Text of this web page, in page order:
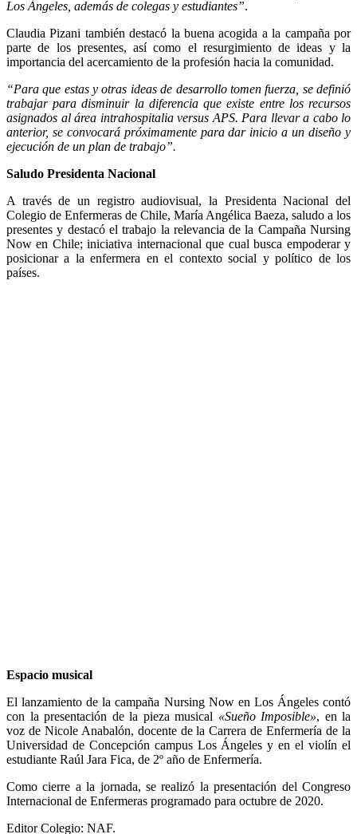
Los Ángeles, además de colegas y estudiantes”.
Claudia Pizani también destacó la buena acogida a la campaña por
parte de los presentes, así como el resurgimiento de ideas y la
importancia del acercamiento de la profesión hacia la comunidad.
“Para que estas y otras ideas de desarrollo tomen fuerza, se definió
trabajar para disminuir la diferencia que existe entre los recursos
asignados al área intrahospitalia versus APS. Para llevar a cabo lo
anterior, se convocará próximamente para dar inicio a un diseño y
ejecución de un plan de trabajo”.
Saludo Presidenta Nacional
A través de un registro audiovisual, la Presidenta Nacional del
Colegio de Enfermeras de Chile, María Angélica Baeza, saludo a los
presentes y destacó el trabajo la relevancia de la Campaña Nursing
Now en Chile; iniciativa internacional que cual busca empoderar y
posicionar a la enfermera en el contexto social y político de los
países.
Espacio musical
El lanzamiento de la campaña Nursing Now en Los Ángeles contó
con la presentación de la pieza musical «Sueño Imposible», en la
voz de Nicole Anabalón, docente de la Carrera de Enfermería de la
Universidad de Concepción campus Los Ángeles y en el violín el
estudiante Raúl Jara Fica, de 2º año de Enfermería.
Como cierre a la jornada, se realizó la presentación del Congreso
Internacional de Enfermeras programado para octubre de 2020.
Editor Colegio: NAF.